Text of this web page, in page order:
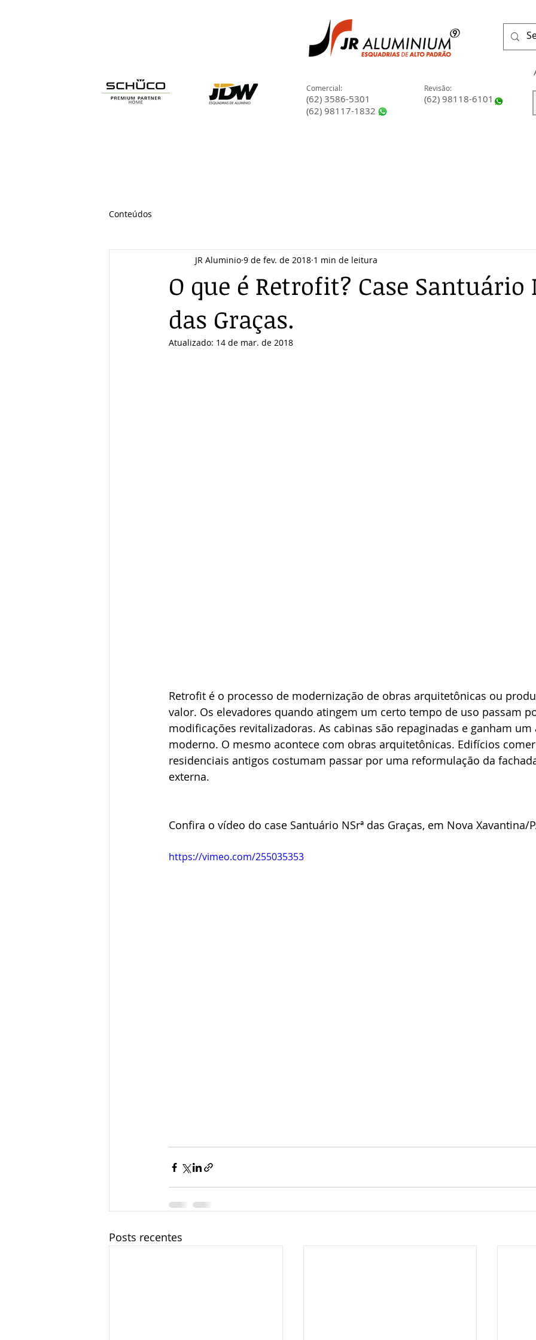
Comercial:
(62) 3586-5301
(62) 98117-1832
Revisão:
(62) 98118-6101
Conteúdos
O que é Retrofit? Case Santuário
das Graças.
JR Aluminio 9 de fev. de 2018 1 min de leitura
Atualizado: 14 de mar. de 2018
Retrofit é o processo de modernização de obras arquitetônicas ou
valor. Os elevadores quando atingem um certo tempo de uso passam
modificações revitalizadoras. As cabinas são repaginadas e ganham
moderno. O mesmo acontece com obras arquitetônicas. Edifícios
residenciais antigos costumam passar por uma reformulação da
externa.
Confira o vídeo do case Santuário NSrª das Graças, em Nova Xavantina/
https://vimeo.com/255035353
Posts recentes